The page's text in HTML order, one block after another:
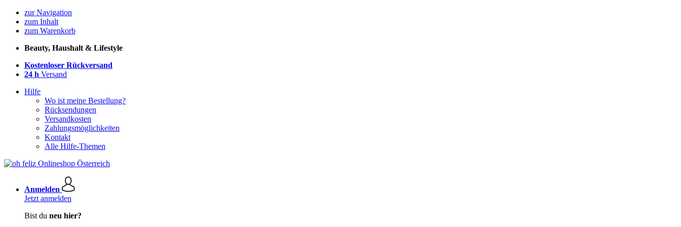
zur Navigation
zum Inhalt
zum Warenkorb
Beauty, Haushalt & Lifestyle
Kostenloser Rückversand
24 h Versand
Hilfe
Wo ist meine Bestellung?
Rücksendungen
Versandkosten
Zahlungsmöglichkeiten
Kontakt
Alle Hilfe-Themen
Anmelden
Jetzt anmelden
Bist du neu hier?